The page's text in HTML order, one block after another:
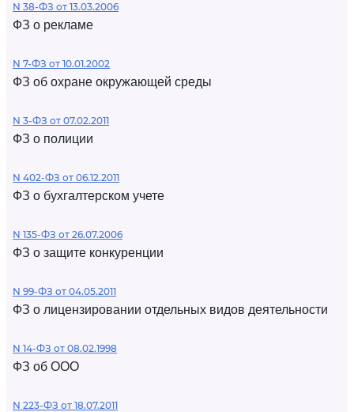
N 38-ФЗ от 13.03.2006
ФЗ о рекламе
N 7-ФЗ от 10.01.2002
ФЗ об охране окружающей среды
N 3-ФЗ от 07.02.2011
ФЗ о полиции
N 402-ФЗ от 06.12.2011
ФЗ о бухгалтерском учете
N 135-ФЗ от 26.07.2006
ФЗ о защите конкуренции
N 99-ФЗ от 04.05.2011
ФЗ о лицензировании отдельных видов деятельности
N 14-ФЗ от 08.02.1998
ФЗ об ООО
N 223-ФЗ от 18.07.2011